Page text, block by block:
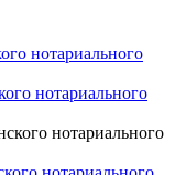
нотариального
нотариального
нотариального